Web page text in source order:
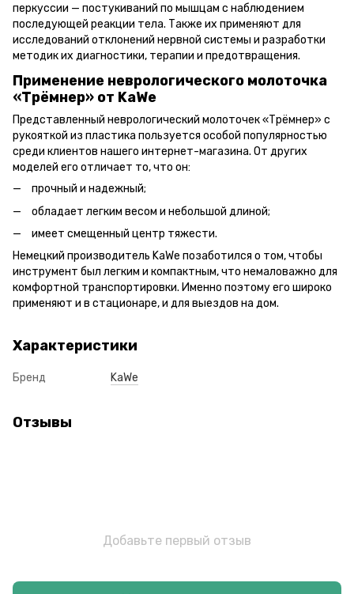
перкуссии — постукиваний по мышцам с наблюдением
последующей реакции тела. Также их применяют для
исследований отклонений нервной системы и разработки
методик их диагностики, терапии и предотвращения.
Применение неврологического молоточка
«Tрёмнер» от KaWe
Представленный неврологический молоточек «Tрёмнер» с
рукояткой из пластика пользуется особой популярностью
среди клиентов нашего интернет-магазина. От других
моделей его отличает то, что он:
прочный и надежный;
обладает легким весом и небольшой длиной;
имеет смещенный центр тяжести.
Немецкий производитель KaWe позаботился о том, чтобы
инструмент был легким и компактным, что немаловажно для
комфортной транспортировки. Именно поэтому его широко
применяют и в стационаре, и для выездов на дом.
Характеристики
Бренд KaWe
Отзывы
Добавьте первый отзыв